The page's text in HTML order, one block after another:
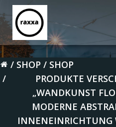
SHOP
SHOP
PRODUKTE
„WANDKUNST
MODERNE
INNENEINRICHTUNG